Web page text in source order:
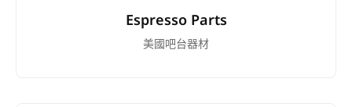
Espresso Parts
美國吧台器材